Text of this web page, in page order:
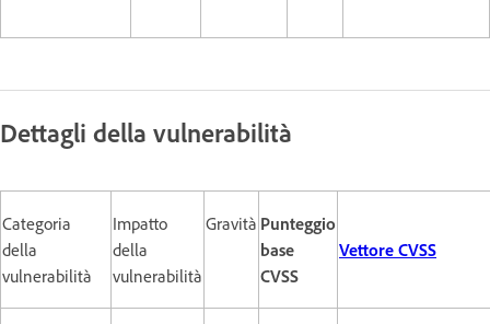
Dettagli della vulnerabilità
Categoria
della
vulnerabilità
Impatto
della
vulnerabilità
Gravità Punteggio
base
CVSS
Vettore CVSS